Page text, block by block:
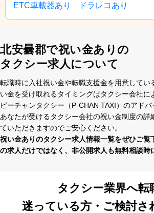
ETC車載器あり ドラレコあり
北安曇郡で祝い金ありの
タクシー求人について
転職時に⼊社祝い⾦や転職⽀援⾦を⽤意してい
い⾦を受け取れるタイミングはタクシー会社に
ピーチャンタクシー（P-CHAN TAXI）のアド
あなたが受けるタクシー会社の祝い⾦制度の詳
ていただきますのでご安⼼ください。
祝い⾦ありのタクシー求⼈情報⼀覧をぜひご覧
の求⼈だけではなく、⾮公開求⼈も無料相談時
タクシー業界へ転
迷っている方・ご検討さ